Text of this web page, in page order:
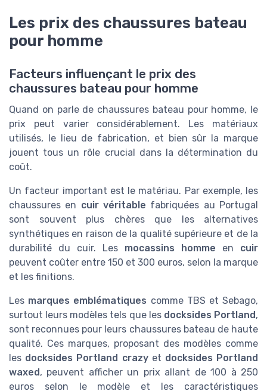
Les prix des chaussures bateau
pour homme
Facteurs influençant le prix des
chaussures bateau pour homme
Quand on parle de chaussures bateau pour homme, le
prix peut varier considérablement. Les matériaux
utilisés, le lieu de fabrication, et bien sûr la marque
jouent tous un rôle crucial dans la détermination du
coût.
Un facteur important est le matériau. Par exemple, les
chaussures en cuir véritable fabriquées au Portugal
sont souvent plus chères que les alternatives
synthétiques en raison de la qualité supérieure et de la
durabilité du cuir. Les mocassins homme en cuir
peuvent coûter entre 150 et 300 euros, selon la marque
et les finitions.
Les marques emblématiques comme TBS et Sebago,
surtout leurs modèles tels que les docksides Portland,
sont reconnues pour leurs chaussures bateau de haute
qualité. Ces marques, proposant des modèles comme
les docksides Portland crazyet docksides Portland
waxed, peuvent afficher un prix allant de 100 à 250
euros selon le modèle et les caractéristiques